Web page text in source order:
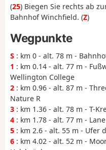
(25) Biegen Sie rechts ab
Bahnhof Winchfield. (Z)
Wegpunkte
S : km 0 - alt. 78 m -
1 : km 0.14 - alt. 77 m -
Wellington College
2 : km 0.96 - alt. 87 m -
Nature R
3 : km 1.36 - alt. 78 m - T-
4 : km 1.78 - alt. 77 m - Lane
5 : km 2.6 - alt. 55 m - Ufer
6 : km 4.02 - alt. 52 m -